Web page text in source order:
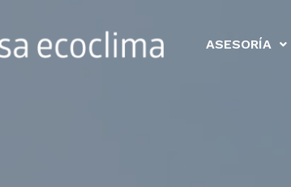
herramientas
ASESORÍA